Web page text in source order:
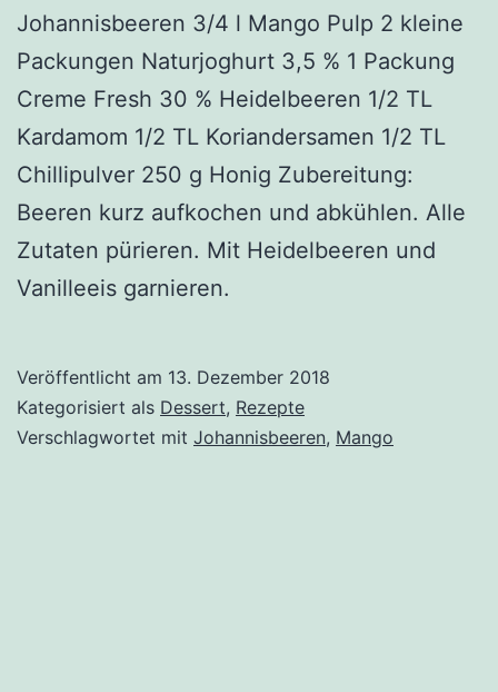
Johannisbeeren 3/4 l Mango Pulp 2 kleine
Packungen Naturjoghurt 3,5 % 1 Packung
Creme Fresh 30 % Heidelbeeren 1/2 TL
Kardamom 1/2 TL Koriandersamen 1/2 TL
Chillipulver 250 g Honig Zubereitung:
Beeren kurz aufkochen und abkühlen. Alle
Zutaten pürieren. Mit Heidelbeeren und
Vanilleeis garnieren.
Veröffentlicht am 13. Dezember 2018
Kategorisiert als Dessert, Rezepte
Verschlagwortet mit Johannisbeeren, Mango